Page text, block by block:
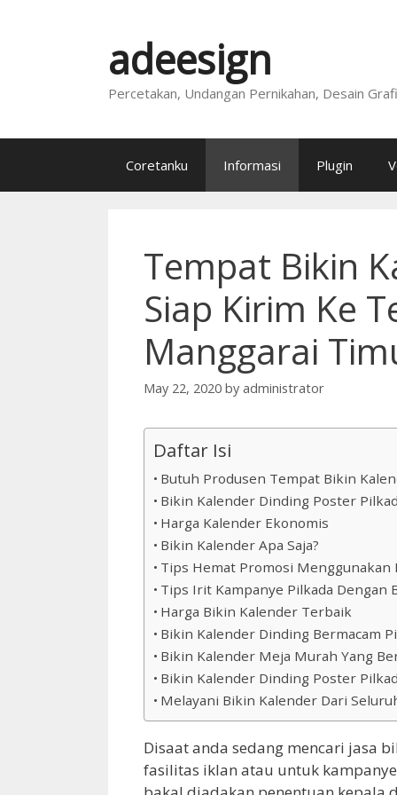
adeesign
Percetakan, Undangan Pernikahan, Desain
Coretanku Informasi Plugin
Tempat Bikin
Siap Kirim Ke
Manggarai
May 22, 2020 by administrator
Daftar Isi
Butuh Produsen Tempat Bikin
Bikin Kalender Dinding Poster
Harga Kalender Ekonomis
Bikin Kalender Apa Saja?
Tips Hemat Promosi Menggunakan
Tips Irit Kampanye Pilkada Dengan
Harga Bikin Kalender Terbaik
Bikin Kalender Dinding Bermacam
Bikin Kalender Meja Murah Yang
Bikin Kalender Dinding Poster
Melayani Bikin Kalender Dari
Disaat anda sedang mencari jasa
fasilitas iklan atau untuk